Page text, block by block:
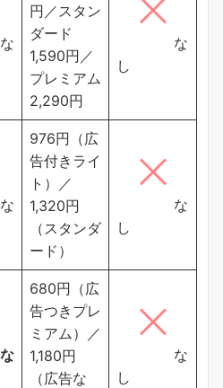
円／スタン
ダード
1,590円／
プレミアム
2,290円
な
し
976円（広
告付きライ
ト）／
1,320円
（スタンダ
ード）
な
し
680円（広
告つきプレ
ミアム）／
1,180円
（広告な
な
し